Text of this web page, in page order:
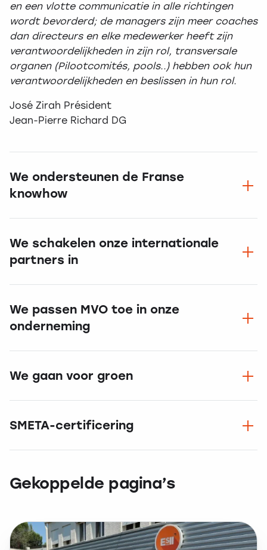
en een vlotte communicatie in alle richtingen
wordt bevorderd; de managers zijn meer coaches
dan directeurs en elke medewerker heeft zijn
verantwoordelijkheden in zijn rol, transversale
organen (Pilootcomités, pools..) hebben ook hun
verantwoordelijkheden en beslissen in hun rol.
José Zirah Président
Jean-Pierre Richard DG
We ondersteunen de Franse
knowhow
We schakelen onze internationale
partners in
We passen MVO toe in onze
onderneming
We gaan voor groen
SMETA-certificering
Gekoppelde pagina’s